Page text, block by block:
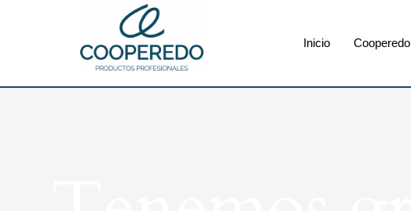
Inicio Cooperedo